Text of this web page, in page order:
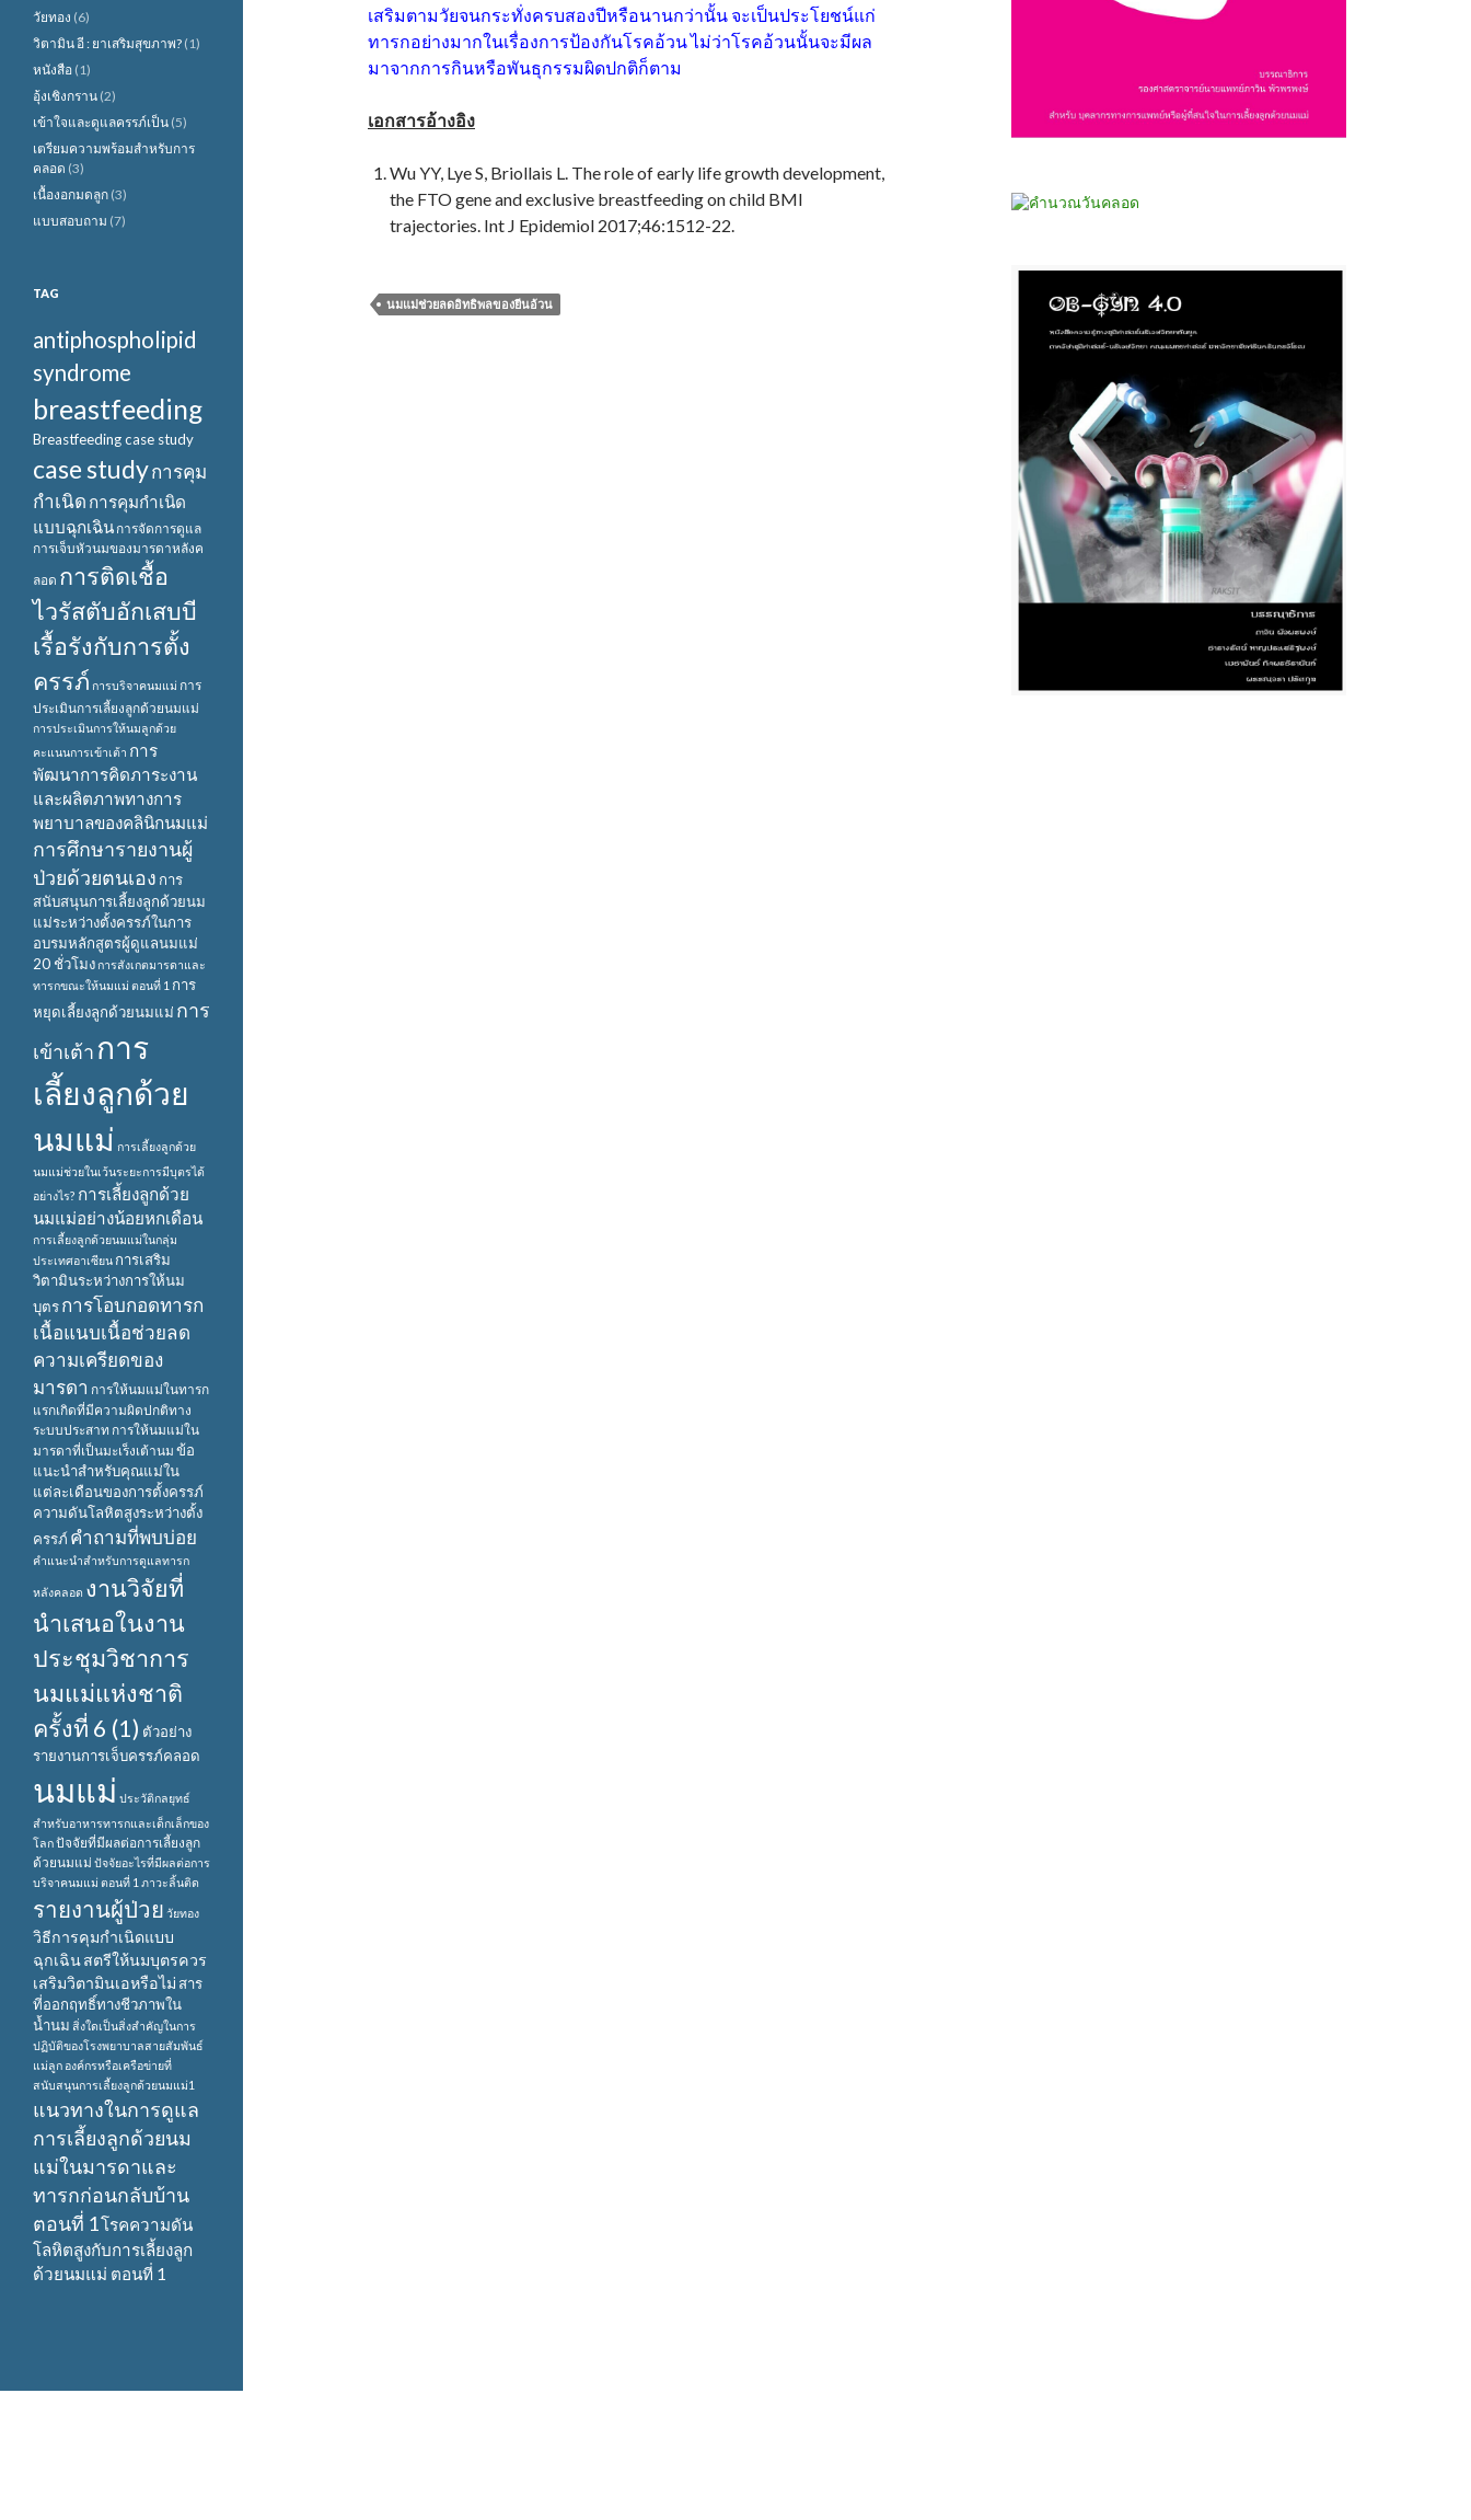
เสริมตามวัยจนกระทั่งครบสองปีหรือนานกว่านั้น จะเป็นประโยชน์แก่
ทารกอย่างมากในเรื่องการป้องกันโรคอ้วน ไม่ว่าโรคอ้วนนั้นจะมีผล
มาจากการกินหรือพันธุกรรมผิดปกติก็ตาม
เอกสารอ้างอิง
Wu YY, Lye S, Briollais L. The role of early life growth development,
the FTO gene and exclusive breastfeeding on child BMI
trajectories. Int J Epidemiol 2017;46:1512-22.
นมแม่ช่วยลดอิทธิพลของยีนอ้วน
วัยทอง (6)
วิตามิน อี : ยาเสริมสุขภาพ? (1)
หนังสือ (1)
อุ้งเชิงกราน (2)
เข้าใจและดูแลครรภ์เป็น (5)
เตรียมความพร้อมสำหรับการ
คลอด (3)
เนื้องอกมดลูก (3)
แบบสอบถาม (7)
TAG
antiphospholipid
syndrome
breastfeeding
Breastfeeding case study
case studyการคุม
กำเนิด การคุมกำเนิด
แบบฉุกเฉิน การจัดการดูแล
การเจ็บหัวนมของมารดาหลังค
ลอด การติดเชื้อ
ไวรัสตับอักเสบบี
เรื้อรังกับการตั้ง
ครรภ์ การบริจาคนมแม่ การ
ประเมินการเลี้ยงลูกด้วยนมแม่
การประเมินการให้นมลูกด้วย
คะแนนการเข้าเต้า การ
พัฒนาการคิดภาระงาน
และผลิตภาพทางการ
พยาบาลของคลินิกนมแม่
การศึกษารายงานผู้
ป่วยด้วยตนเอง การ
สนับสนุนการเลี้ยงลูกด้วยนม
แม่ระหว่างตั้งครรภ์ในการ
อบรมหลักสูตรผู้ดูแลนมแม่
20 ชั่วโมงการสังเกตมารดาและ
ทารกขณะให้นมแม่ ตอนที่ 1 การ
หยุดเลี้ยงลูกด้วยนมแม่ การ
เข้าเต้าการ
เลี้ยงลูกด้วย
นมแม่ การเลี้ยงลูกด้วย
นมแม่ช่วยในเว้นระยะการมีบุตรได้
อย่างไร? การเลี้ยงลูกด้วย
นมแม่อย่างน้อยหกเดือน
การเลี้ยงลูกด้วยนมแม่ในกลุ่ม
ประเทศอาเซียน การเสริม
วิตามินระหว่างการให้นม
บุตรการโอบกอดทารก
เนื้อแนบเนื้อช่วยลด
ความเครียดของ
มารดา การให้นมแม่ในทารก
แรกเกิดที่มีความผิดปกติทาง
ระบบประสาท การให้นมแม่ใน
มารดาที่เป็นมะเร็งเต้านม ข้อ
แนะนำสำหรับคุณแม่ใน
แต่ละเดือนของการตั้งครรภ์
ความดันโลหิตสูงระหว่างตั้ง
ครรภ์ คำถามที่พบบ่อย
คำแนะนำสำหรับการดูแลทารก
หลังคลอด งานวิจัยที่
นำเสนอในงาน
ประชุมวิชาการ
นมแม่แห่งชาติ
ครั้งที่ 6 (1) ตัวอย่าง
รายงานการเจ็บครรภ์คลอด
นมแม่ ประวัติกลยุทธ์
สำหรับอาหารทารกและเด็กเล็กของ
โลกปัจจัยที่มีผลต่อการเลี้ยงลูก
ด้วยนมแม่ ปัจจัยอะไรที่มีผลต่อการ
บริจาคนมแม่ ตอนที่ 1 ภาวะลิ้นติด
รายงานผู้ป่วย วัยทอง
วิธีการคุมกำเนิดแบบ
ฉุกเฉินสตรีให้นมบุตรควร
เสริมวิตามินเอหรือไม่ สาร
ที่ออกฤทธิ์ทางชีวภาพใน
น้ำนม สิ่งใดเป็นสิ่งสำคัญในการ
ปฏิบัติของโรงพยาบาลสายสัมพันธ์
แม่ลูก องค์กรหรือเครือข่ายที่
สนับสนุนการเลี้ยงลูกด้วยนมแม่1
แนวทางในการดูแล
การเลี้ยงลูกด้วยนม
แม่ในมารดาและ
ทารกก่อนกลับบ้าน
ตอนที่ 1โรคความดัน
โลหิตสูงกับการเลี้ยงลูก
ด้วยนมแม่ ตอนที่ 1